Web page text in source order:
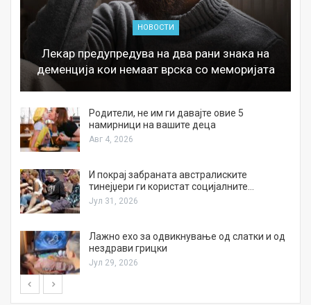
НОВОСТИ
Лекар предупредува на два рани знака на
деменција кои немаат врска со меморијата
Родители, не им ги давајте овие 5
намирници на вашите деца
Авг 4, 2026
И покрај забраната австралиските
тинејџери ги користат социјалните…
Јул 31, 2026
Лажно ехо за одвикнување од слатки и од
нездрави грицки
Јул 29, 2026